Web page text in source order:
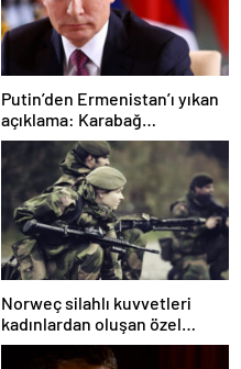
Putin’den Ermenistan’ı yıkan
açıklama: Karabağ
Azerbaycan’ın ayrılmaz bir
parçasıdır!
Norweç silahlı kuvvetleri
kadınlardan oluşan özel
kuvvetler eğitimlerini